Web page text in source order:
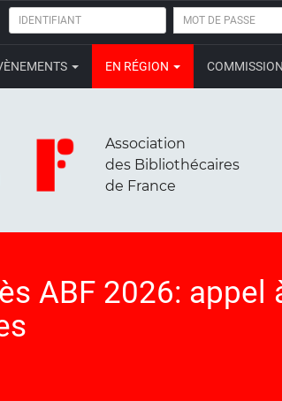
IDENTIFIANT
MOT
PASSE
EN RÉGION
Association
des Bibliothécaires
de France
ABF 2026: appel